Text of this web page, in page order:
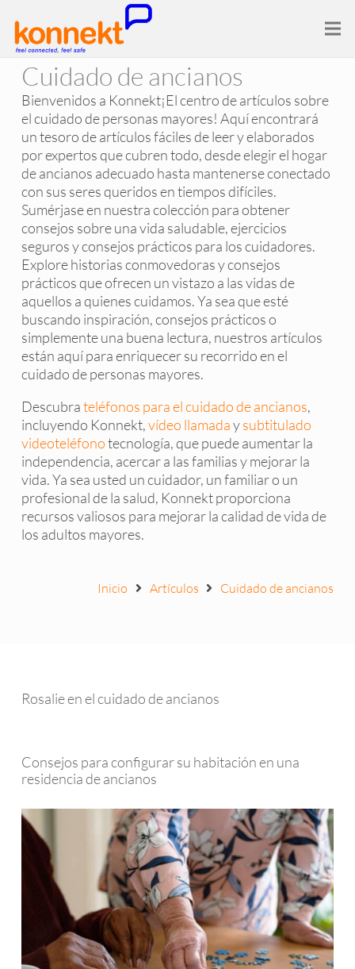
Cuidado de ancianos
Bienvenidos a Konnekt¡El centro de artículos sobre
el cuidado de personas mayores! Aquí encontrará
un tesoro de artículos fáciles de leer y elaborados
por expertos que cubren todo, desde elegir el hogar
de ancianos adecuado hasta mantenerse conectado
con sus seres queridos en tiempos difíciles.
Sumérjase en nuestra colección para obtener
consejos sobre una vida saludable, ejercicios
seguros y consejos prácticos para los cuidadores.
Explore historias conmovedoras y consejos
prácticos que ofrecen un vistazo a las vidas de
aquellos a quienes cuidamos. Ya sea que esté
buscando inspiración, consejos prácticos o
simplemente una buena lectura, nuestros artículos
están aquí para enriquecer su recorrido en el
cuidado de personas mayores.
Descubrateléfonos para el cuidado de ancianos,
incluyendo Konnekt,vídeo llamadaysubtitulado
videoteléfonotecnología, que puede aumentar la
independencia, acercar a las familias y mejorar la
vida. Ya sea usted un cuidador, un familiar o un
profesional de la salud, Konnekt proporciona
recursos valiosos para mejorar la calidad de vida de
los adultos mayores.
Inicio Artículos Cuidado de ancianos
Rosalie en el cuidado de ancianos
Consejos para configurar su habitación en una
residencia de ancianos